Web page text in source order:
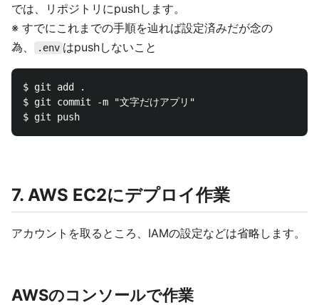
では、リポジトリにpushします。
※ すでにこれまでの手順を辿れば設定済みだが念の
為、
.env はpushしないこと
$ git add .
$ git commit -m "文字だけアプリ"
7. AWS EC2にデプロイ作業
アカウントを取るところ、IAMの設定などは省略します。
AWSのコンソールで作業